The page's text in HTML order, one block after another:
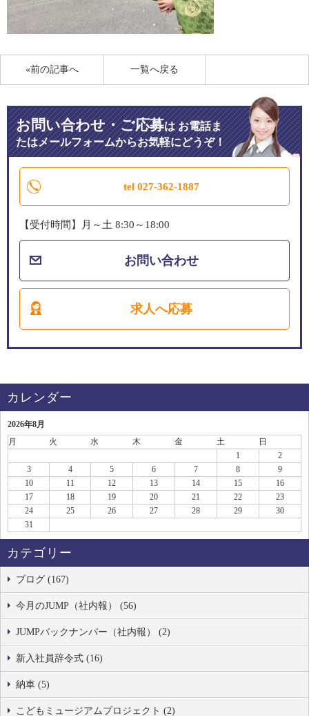
«前の記事へ 一覧へ戻る
お問い合わせ・ご応募はお電話ま
たはメールフォームからお気軽にどうぞ！
tel 027-362-1887
【受付時間】月～土 8:30～18:00
お問い合わせ
求人へ応募
カレンダー
2026年8月
月
火 水 木 金 土
日
1
2
3
4 5 6 7 8
9
10
11 12 13 14 15
16
17
18 19 20 21 22
23
24
25 26 27 28 29
30
31
カテゴリー
ブログ (167)
今月のJUMP（社内報） (56)
JUMPバックナンバー（社内報） (2)
新入社員辞令式 (16)
納車 (5)
こどもミュージアムプロジェクト (2)